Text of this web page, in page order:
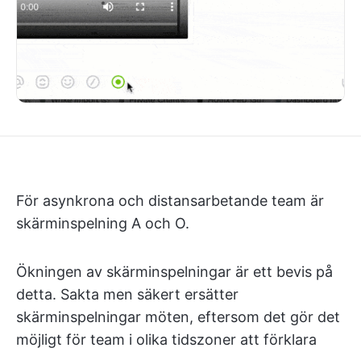
För asynkrona och distansarbetande team är
skärminspelning A och O.
Ökningen av skärminspelningar är ett bevis på
detta. Sakta men säkert ersätter
skärminspelningar möten, eftersom det gör det
möjligt för team i olika tidszoner att förklara